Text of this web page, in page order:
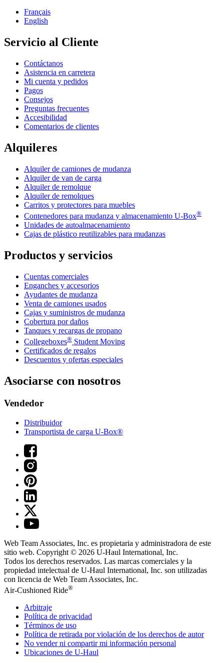
Français
English
Servicio al Cliente
Contáctanos
Asistencia en carretera
Mi cuenta y pedidos
Pagos
Consejos
Preguntas frecuentes
Accesibilidad
Comentarios de clientes
Alquileres
Alquiler de camiones de mudanza
Alquiler de van de carga
Alquiler de remolque
Alquiler de remolques
Carritos y protectores para muebles
Contenedores para mudanza y almacenamiento U-Box®
Unidades de autoalmacenamiento
Cajas de plástico reutilizables para mudanzas
Productos y servicios
Cuentas comerciales
Enganches y accesorios
Ayudantes de mudanza
Venta de camiones usados
Cajas y suministros de mudanza
Cobertura por daños
Tanques y recargas de propano
Collegeboxes® Student Moving
Certificados de regalos
Descuentos y ofertas especiales
Asociarse con nosotros
Vendedor
Distribuidor
Transportista de carga U-Box®
Web Team Associates, Inc. es propietaria y administradora de este
sitio web. Copyright © 2026 U-Haul International, Inc.
Todos los derechos reservados. Las marcas comerciales y la
propiedad intelectual de U-Haul International, Inc. son utilizadas
con licencia de Web Team Associates, Inc.
Air-Cushioned Ride®
Arbitraje
Política de privacidad
Términos de uso
Política de retirada por violación de los derechos de autor
No vender ni compartir mi información personal
Ubicaciones de U-Haul